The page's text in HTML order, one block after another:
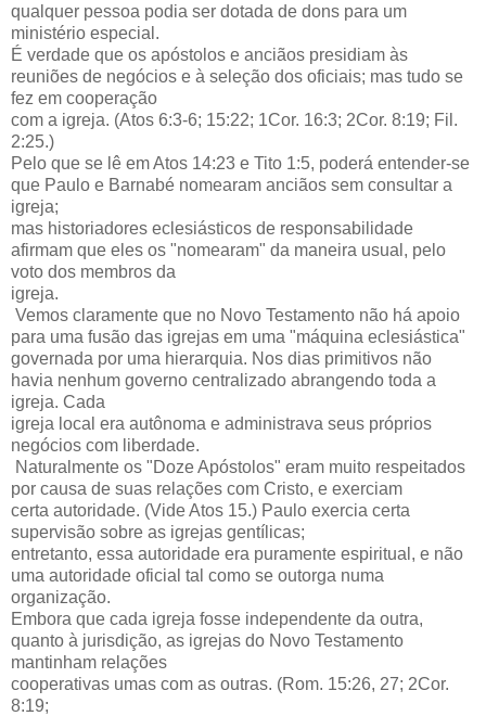
qualquer pessoa podia ser dotada de dons para um
ministério especial.
É verdade que os apóstolos e anciãos presidiam às
reuniões de negócios e à seleção dos oficiais; mas tudo se
fez em cooperação
com a igreja. (Atos 6:3-6; 15:22; 1Cor. 16:3; 2Cor. 8:19; Fil.
2:25.)
Pelo que se lê em Atos 14:23 e Tito 1:5, poderá entender-se
que Paulo e Barnabé nomearam anciãos sem consultar a
igreja;
mas historiadores eclesiásticos de responsabilidade
afirmam que eles os "nomearam" da maneira usual, pelo
voto dos membros da
igreja.
Vemos claramente que no Novo Testamento não há apoio
para uma fusão das igrejas em uma "máquina eclesiástica"
governada por uma hierarquia. Nos dias primitivos não
havia nenhum governo centralizado abrangendo toda a
igreja. Cada
igreja local era autônoma e administrava seus próprios
negócios com liberdade.
Naturalmente os "Doze Apóstolos" eram muito respeitados
por causa de suas relações com Cristo, e exerciam
certa autoridade. (Vide Atos 15.) Paulo exercia certa
supervisão sobre as igrejas gentílicas;
entretanto, essa autoridade era puramente espiritual, e não
uma autoridade oficial tal como se outorga numa
organização.
Embora que cada igreja fosse independente da outra,
quanto à jurisdição, as igrejas do Novo Testamento
mantinham relações
cooperativas umas com as outras. (Rom. 15:26, 27; 2Cor.
8:19;